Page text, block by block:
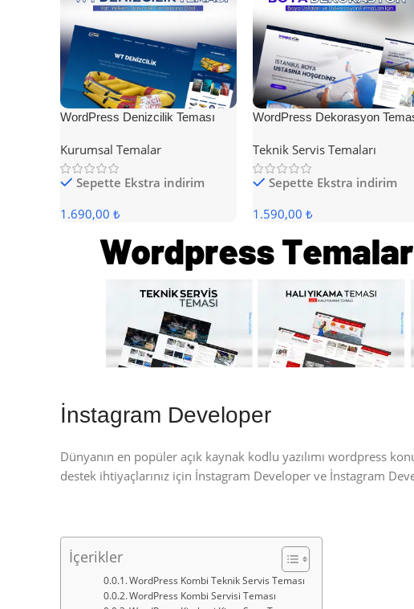
WordPress Denizcilik Teması
Kurumsal Temalar
Sepette Ekstra indirim
1.690,00 ₺
WordPress Dekorasyon
Teknik Servis Temaları
Sepette Ekstra indirim
1.590,00 ₺
İnstagram Developer
Dünyanın en popüler açık kaynak kodlu yazılımı wordpress
destek ihtiyaçlarınız için İnstagram Developer ve İnstagram
İçerikler
WordPress Kombi Teknik Servis Teması
WordPress Kombi Servisi Teması